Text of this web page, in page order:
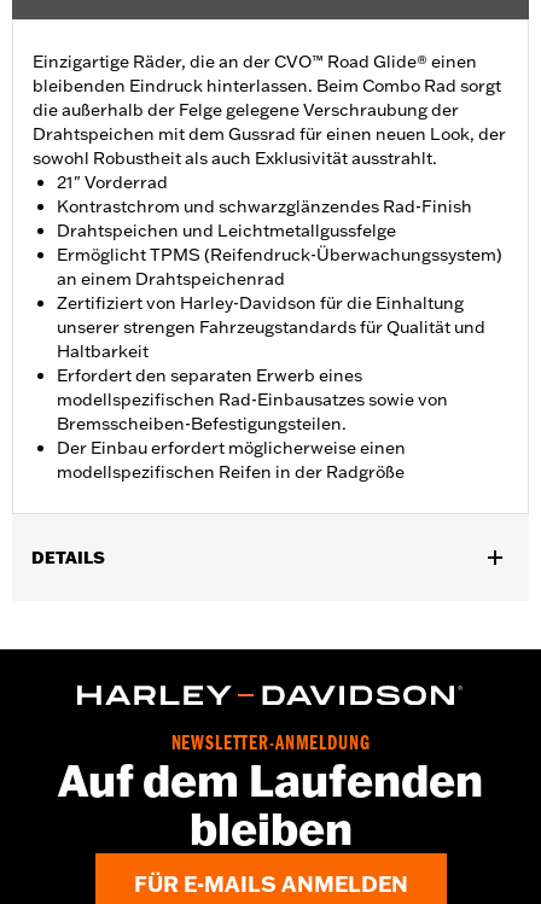
Einzigartige Räder, die an der CVO™ Road Glide® einen
bleibenden Eindruck hinterlassen. Beim Combo Rad sorgt
die außerhalb der Felge gelegene Verschraubung der
Drahtspeichen mit dem Gussrad für einen neuen Look, der
sowohl Robustheit als auch Exklusivität ausstrahlt.
21" Vorderrad
Kontrastchrom und schwarzglänzendes Rad-Finish
Drahtspeichen und Leichtmetallgussfelge
Ermöglicht TPMS (Reifendruck-Überwachungssystem)
an einem Drahtspeichenrad
Zertifiziert von Harley-Davidson für die Einhaltung
unserer strengen Fahrzeugstandards für Qualität und
Haltbarkeit
Erfordert den separaten Erwerb eines
modellspezifischen Rad-Einbausatzes sowie von
Bremsscheiben-Befestigungsteilen.
Der Einbau erfordert möglicherweise einen
modellspezifischen Reifen in der Radgröße
DETAILS
Sensor P/N 42300146.
Installationsanleitung
Position auf Motorrad:Vorn
Separat erhältlich: Radeinbaukit und Befestigungsteile für
Bremsscheibe
In Einheiten erhältlich:Jeweils
Aluminiumguss
Rad und Installationsanleitung
NEWSLETTER-ANMELDUNG
Auf dem Laufenden
bleiben
FÜR E-MAILS ANMELDEN